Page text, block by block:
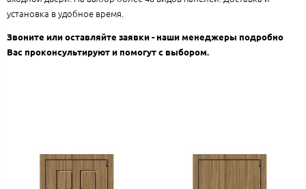
установка в удобное время.
Звоните или оставляйте заявки - наши менеджеры подробно
Вас проконсультируют и помогут с выбором.